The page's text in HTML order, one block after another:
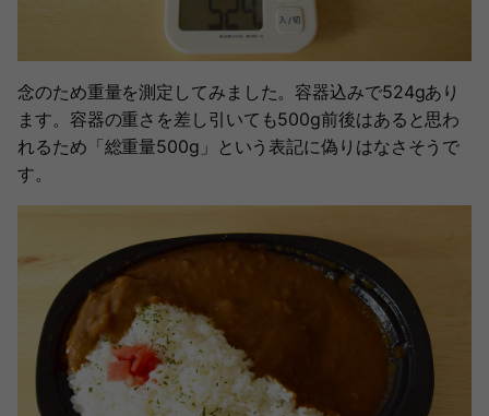
念のため重量を測定してみました。容器込みで524gあり
ます。容器の重さを差し引いても500g前後はあると思わ
れるため「総重量500g」という表記に偽りはなさそうで
す。